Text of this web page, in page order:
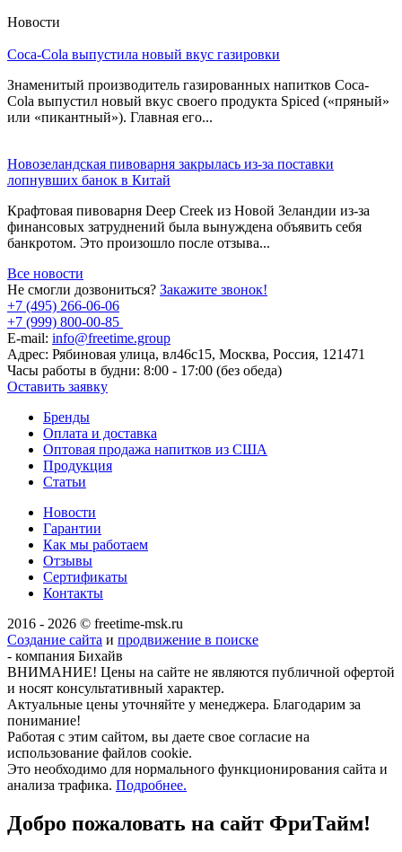
Новости
Coca-Cola выпустила новый вкус газировки
Знаменитый производитель газированных напитков Coca-
Cola выпустил новый вкус своего продукта Spiced («пряный»
или «пикантный»). Главная его...
Новозеландская пивоварня закрылась из-за поставки
лопнувших банок в Китай
Крафтовая пивоварня Deep Creek из Новой Зеландии из-за
финансовых затруднений была вынуждена объявить себя
банкротом. Это произошло после отзыва...
Все новости
Не смогли дозвониться? Закажите звонок!
+7 (495) 266-06-06
+7 (999) 800-00-85
E-mail: info@freetime.group
Адрес: Рябиновая улица, вл46с15, Москва, Россия, 121471
Часы работы в будни: 8:00 - 17:00 (без обеда)
Оставить заявку
Бренды
Оплата и доставка
Оптовая продажа напитков из США
Продукция
Статьи
Новости
Гарантии
Как мы работаем
Отзывы
Сертификаты
Контакты
2016 - 2026 © freetime-msk.ru
Создание сайта и продвижение в поиске
- компания Бихайв
ВНИМАНИЕ! Цены на сайте не являются публичной офертой
и носят консультативный характер.
Актуальные цены уточняйте у менеджера. Благодарим за
понимание!
Работая с этим сайтом, вы даете свое согласие на
использование файлов cookie.
Это необходимо для нормального функционирования сайта и
анализа трафика. Подробнее.
Добро пожаловать на сайт ФриТайм!